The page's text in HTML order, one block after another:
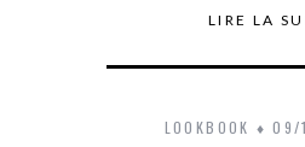
LIRE LA
LOOKBOOK 09/